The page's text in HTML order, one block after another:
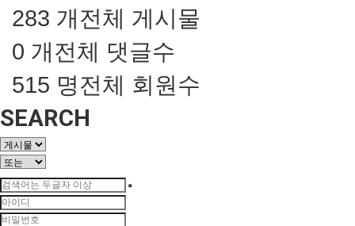
283 개전체 게시물
0 개전체 댓글수
515 명전체 회원수
SEARCH